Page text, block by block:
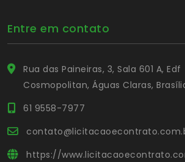
Entre em contato
Rua das Paineiras, 3, Sala 601 A, Edf
Cosmopolitan, Águas Claras,
61 9558-7977
https://